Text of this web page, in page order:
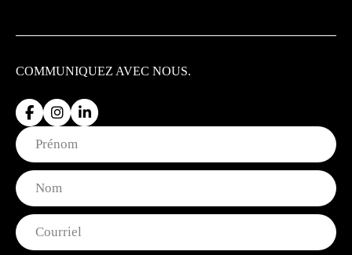
COMMUNIQUEZ AVEC NOUS.
Nom
Prénom
Nom
Courriel